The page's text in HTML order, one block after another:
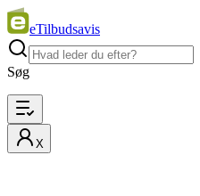
eTilbudsavis
Søg
X